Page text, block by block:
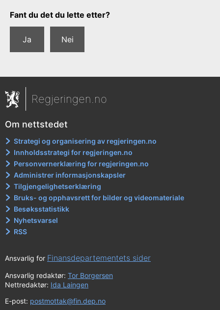
Tilbakemeldingsskjema
Fant du det du lette etter?
Ja Nei
Regjeringen.no
Om nettstedet
Strategi og organisering av regjeringen.no
Innholdsstrategi for regjeringen.no
Personvernerklæring for regjeringen.no
Administrer informasjonskapsler
Tilgjengelighetserklæring
Bruks- og opphavsrett for bilder og videomateriale
Besøksstatistikk
Nyhetsvarsel
RSS
Ansvarlig for Finansdepartementets sider
Ansvarlig redaktør: Tor Borgersen
Nettredaktør: Ida Laingen
E-post: postmottak@fin.dep.no